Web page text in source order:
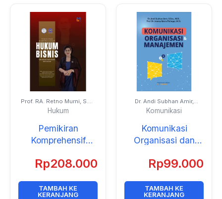
Prof. RA. Retno Murni, S.H.,
M.H., Ph.D. dan Para
Kolega
Hukum
Pemikiran
Komprehensif
Menjawab
Digitalisasi
Rp208.000
TAMBAH KE
KERANJANG
Dr. Andi Subhan Amir,
S.Sos., M.Si., Prof. Dr.
Jeanny Maria Fatimah,
Komunikasi
Komunikasi
Organisasi dan
Rp99.000
TAMBAH KE
KERANJANG